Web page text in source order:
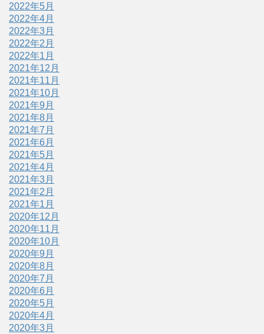
2022年5月
2022年4月
2022年3月
2022年2月
2022年1月
2021年12月
2021年11月
2021年10月
2021年9月
2021年8月
2021年7月
2021年6月
2021年5月
2021年4月
2021年3月
2021年2月
2021年1月
2020年12月
2020年11月
2020年10月
2020年9月
2020年8月
2020年7月
2020年6月
2020年5月
2020年4月
2020年3月